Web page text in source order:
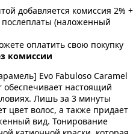
добавляется комиссия 2% +
(наложенный
оплатить свою покупку
комиссии
Evo Fabuloso Caramel
настоящий
Лишь за 3 минуты
цвет волос, а также придает
вид. Тонирование